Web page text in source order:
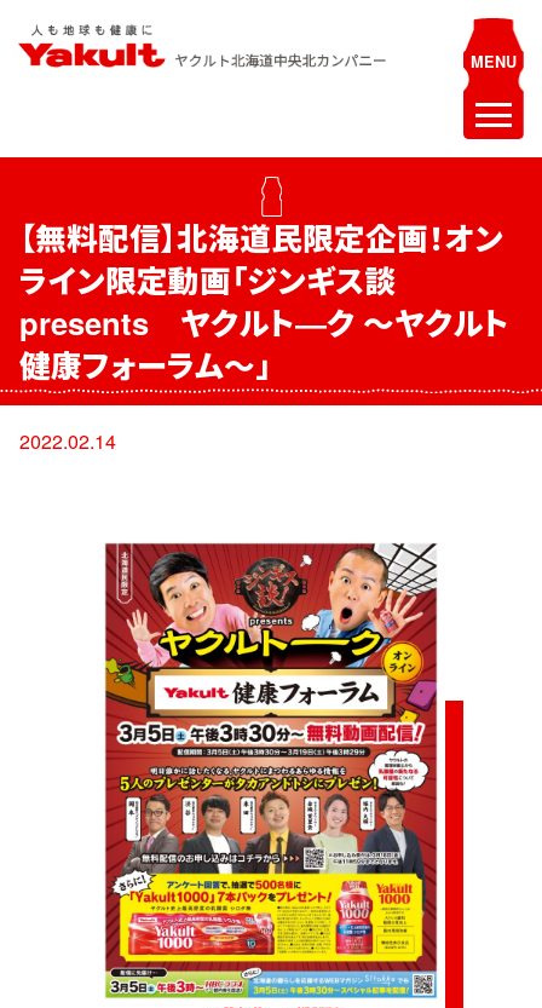
最新情報
お知らせ
イベント
採用情報
ヤクルトレディ募集
社員募集
健康教室・出前授業
会社情報
事業紹介
センター一覧
サロン一覧
お問い合わせ
【無料配信】北海道民限定企画！オン
ライン限定動画「ジンギス談
presents ヤクルト―ク ～ヤクルト
健康フォーラム～」
2022.02.14